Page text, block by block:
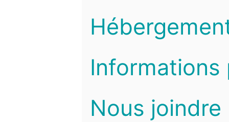
Informations
Nous joindre